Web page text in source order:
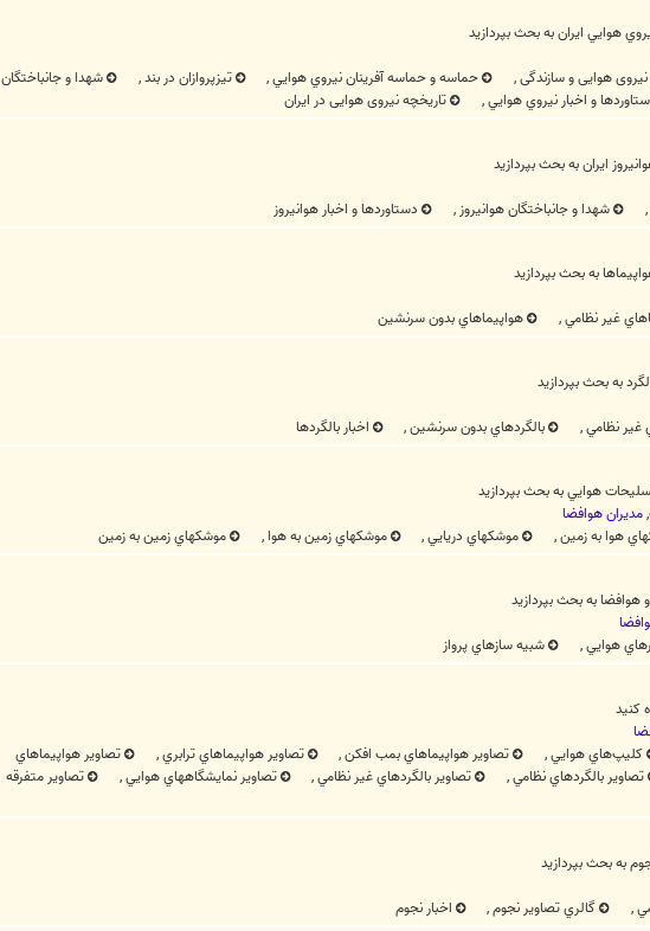
هوايي ايران به بحث بپردازيد
نیروی هوایی و سازندگی, حماسه و حماسه آفرینان نيروي هوايي, تیزپروازان در بند,
شهدا و جانباختگان
و اخبار نيروي هوايي, تاریخچه نیروی هوایی در ایران
ايران به بحث بپردازيد
, شهدا و جانباختگان هوانيروز , دستاوردها و اخبار هوانيروز
به بحث بپردازيد
غير نظامي, هواپيماهاي بدون سرنشين
به بحث بپردازيد
غير نظامي, بالگردهاي بدون سرنشين, اخبار بالگردها
هوايي به بحث بپردازيد
,مديران هوافضا
هوا به زمين, موشکهاي دريايي, موشکهاي زمين به هوا, موشکهاي زمين به زمين
به بحث بپردازيد
هوايي, شبيه سازهاي پرواز
کنيد
کليپ‌هاي هوايي, تصاوير هواپيماهاي بمب افکن, تصاوير هواپيماهاي ترابري,
تصاوير هواپيماهاي
تصاوير بالگردهاي نظامي, تصاوير بالگردهاي غير نظامي, تصاوير نمايشگاههاي هوايي,
تصاوير متفرقه
به بحث بپردازيد
, گالري تصاوير نجوم, اخبار نجوم